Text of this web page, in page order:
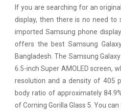
If you are searching for an
display, then there is no need to
imported Samsung phone
offers the best Samsung
Bangladesh. The Samsung
6.5-inch Super AMOLED screen,
resolution and a density of 405
body ratio of approximately
of Corning Gorilla Glass 5. You